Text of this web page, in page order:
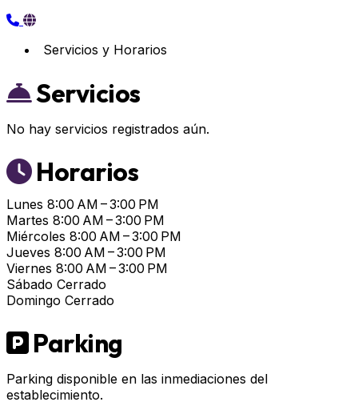
Servicios y Horarios
Servicios
No hay servicios registrados aún.
Horarios
Lunes 8:00 AM – 3:00 PM
Martes 8:00 AM – 3:00 PM
Miércoles 8:00 AM – 3:00 PM
Jueves 8:00 AM – 3:00 PM
Viernes 8:00 AM – 3:00 PM
Sábado Cerrado
Domingo Cerrado
Parking
Parking disponible en las inmediaciones del
establecimiento.